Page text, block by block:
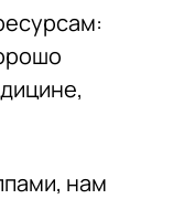
нам